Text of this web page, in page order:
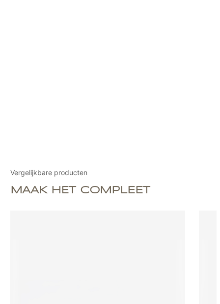
Vergelijkbare producten
MAAK HET COMPLEET